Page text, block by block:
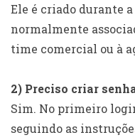
Ele é criado durante
normalmente
time comercial ou à
2) Preciso criar
Sim. No primeiro
seguindo as